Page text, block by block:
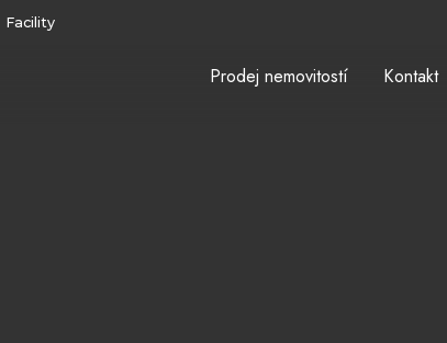
Facility
Prodej nemovitostí Kontakt